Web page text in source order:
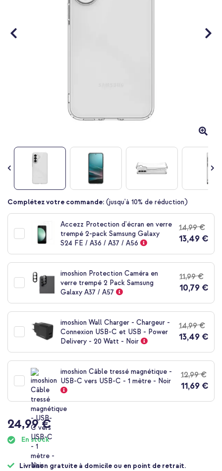
Passer
de
Complétez votre commande: (jusqu'à 10% de réduction)
Accezz Protection d'écran en verre
trempé 2-pack Samsung Galaxy
S24 FE / A36 / A37 / A56
14,99 €
13,49 €
imoshion Protection Caméra en
verre trempé 2 Pack Samsung
Galaxy A37 / A57
11,99 €
10,79 €
imoshion Wall Charger - Chargeur -
Connexion USB-C et USB - Power
Delivery - 20 Watt - Noir
14,99 €
13,49 €
imoshion Câble tressé magnétique -
USB-C vers USB-C - 1 mètre - Noir
12,99 €
11,69 €
24,99 €
En stock
Livraison gratuite à domicile ou en point de retrait.